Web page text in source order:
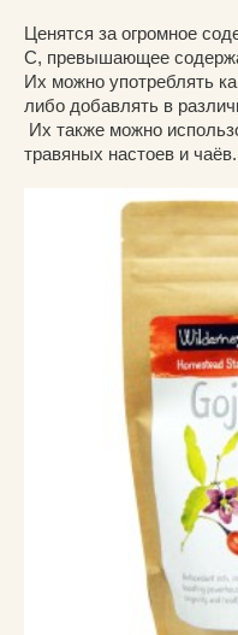
Ценятся за огромное
С, превышающее
Их можно употреблять
либо добавлять в
Их также можно
травяных настоев и чаёв.